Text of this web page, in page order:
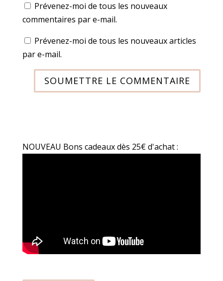
Prévenez-moi de tous les nouveaux
commentaires par e-mail.
Prévenez-moi de tous les nouveaux articles
par e-mail.
SOUMETTRE LE COMMENTAIRE
NOUVEAU Bons cadeaux dès 25€ d'achat :